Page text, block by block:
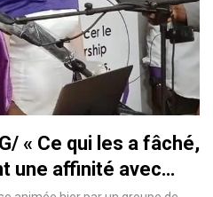
« Ce qui les a fâché,
une affinité avec…